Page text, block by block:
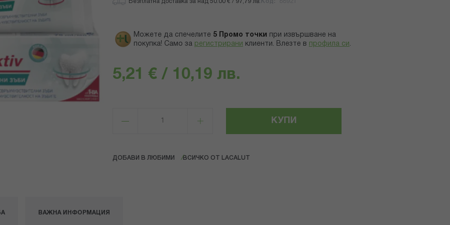
Безплатна доставка за над 50.00 € / 97,79 лв.
Можете да спечелите 5 Промо точки
при извършване на
покупка! Само за регистрирани клиенти. Влезте в профила си .
5,21 € / 10,19 лв.
КУПИ
ДОБАВИ В ЛЮБИМИ ВСИЧКО ОТ LACALUT
ВАЖНА ИНФОРМАЦИЯ